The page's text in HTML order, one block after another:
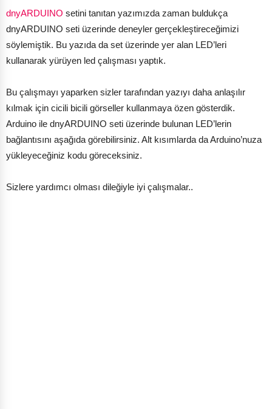
dnyARDUINO setini tanıtan yazımızda zaman buldukça
dnyARDUINO seti üzerinde deneyler gerçekleştireceğimizi
söylemiştik. Bu yazıda da set üzerinde yer alan LED’leri
kullanarak yürüyen led çalışması yaptık.
Bu çalışmayı yaparken sizler tarafından yazıyı daha anlaşılır
kılmak için cicili bicili görseller kullanmaya özen gösterdik.
Arduino ile dnyARDUINO seti üzerinde bulunan LED’lerin
bağlantısını aşağıda görebilirsiniz. Alt kısımlarda da Arduino’nuza
yükleyeceğiniz kodu göreceksiniz.
Sizlere yardımcı olması dileğiyle iyi çalışmalar..